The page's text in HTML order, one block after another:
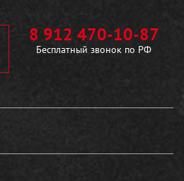
8 912 470-10-87
Бесплатный звонок по РФ